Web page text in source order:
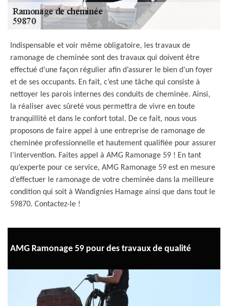
Indispensable et voir même obligatoire, les travaux de
ramonage de cheminée sont des travaux qui doivent être
effectué d’une façon régulier afin d’assurer le bien d’un foyer
et de ses occupants. En fait, c’est une tâche qui consiste à
nettoyer les parois internes des conduits de cheminée. Ainsi,
la réaliser avec sûreté vous permettra de vivre en toute
tranquillité et dans le confort total. De ce fait, nous vous
proposons de faire appel à une entreprise de ramonage de
cheminée professionnelle et hautement qualifiée pour assurer
l’intervention. Faites appel à AMG Ramonage 59 ! En tant
qu’experte pour ce service, AMG Ramonage 59 est en mesure
d’effectuer le ramonage de votre cheminée dans la meilleure
condition qui soit à Wandignies Hamage ainsi que dans tout le
59870. Contactez-le !
AMG Ramonage 59 pour des travaux de qualité